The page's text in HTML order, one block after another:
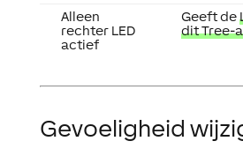
Alleen
rechter LED
actief
Geeft de
dit Tree-
Gevoeligheid